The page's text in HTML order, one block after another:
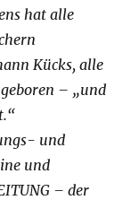
hat alle
Kücks, alle
– „und
und
und
– der